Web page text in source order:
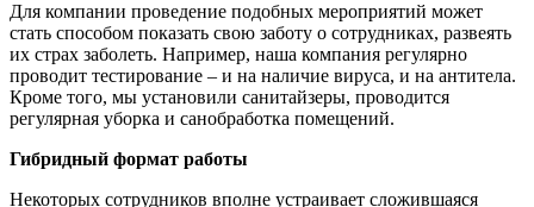
Для компании проведение подобных мероприятий может
стать способом показать свою заботу о сотрудниках, развеять
их страх заболеть. Например, наша компания регулярно
проводит тестирование – и на наличие вируса, и на антитела.
Кроме того, мы установили санитайзеры, проводится
регулярная уборка и санобработка помещений.
Гибридный формат работы
Некоторых сотрудников вполне устраивает сложившаяся